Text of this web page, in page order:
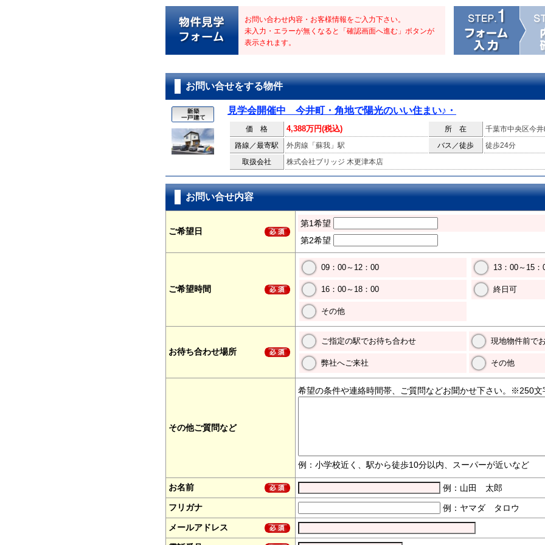
お問い合わせ内容・お客様情報をご入力下さい。
未入力・エラーが無くなると「確認画面へ進む」ボタンが
表示されます。
お問い合せをする物件
見学会開催中 今井町・角地で陽光のいい住まい♪・
価 格 4,388万円(税込) 所 在
千葉市中央区今
路線／最寄駅
外房線「蘇我」駅 バス／徒歩
徒歩24分
取扱会社
株式会社ブリッジ 木更津本店
お問い合せ内容
ご希望日
第1希望
第2希望
ご希望時間
09：00～12：00 13：00～15：
16：00～18：00 終日可
その他
お待ち合わせ場所
ご指定の駅でお待ち合わせ 現地物件前で
弊社へご来社 その他
その他ご質問など
希望の条件や連絡時間帯、ご質問などお聞かせ下さい。※250文
例：小学校近く、駅から徒歩10分以内、スーパーが近いなど
お名前
例：山田 太郎
フリガナ
例：ヤマダ タロウ
メールアドレス